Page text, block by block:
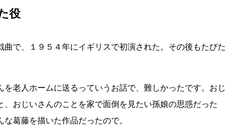
役
曲で、１９５４年にイギリスで初演された。その後もたびた
を老人ホームに送るっていうお話で、難しかったです。おじ
おじいさんのことを家で面倒を見たい孫娘の思惑だった
葛藤を描いた作品だったので。